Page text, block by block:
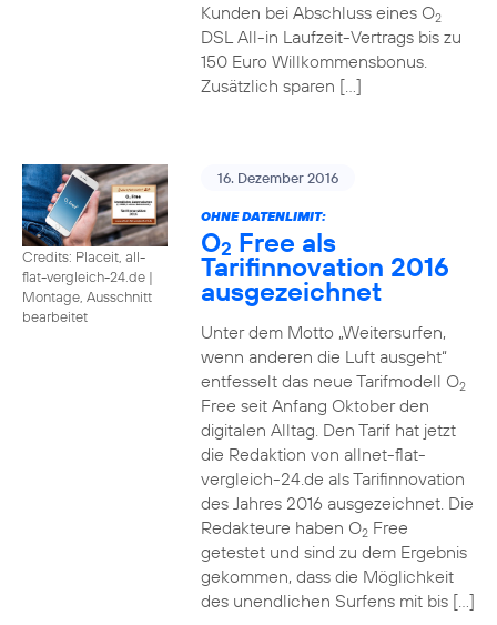
Kunden bei Abschluss eines O2
DSL All-in Laufzeit-Vertrags bis zu
150 Euro Willkommensbonus.
Zusätzlich sparen […]
Credits: Placeit, all-
flat-vergleich-24.de |
Montage, Ausschnitt
bearbeitet
16. Dezember 2016
OHNE DATENLIMIT:
O2 Free als
Tarifinnovation 2016
ausgezeichnet
Unter dem Motto „Weitersurfen,
wenn anderen die Luft ausgeht“
entfesselt das neue Tarifmodell O2
Free seit Anfang Oktober den
digitalen Alltag. Den Tarif hat jetzt
die Redaktion von allnet-flat-
vergleich-24.de als Tarifinnovation
des Jahres 2016 ausgezeichnet. Die
Redakteure haben O2Free
getestet und sind zu dem Ergebnis
gekommen, dass die Möglichkeit
des unendlichen Surfens mit bis […]